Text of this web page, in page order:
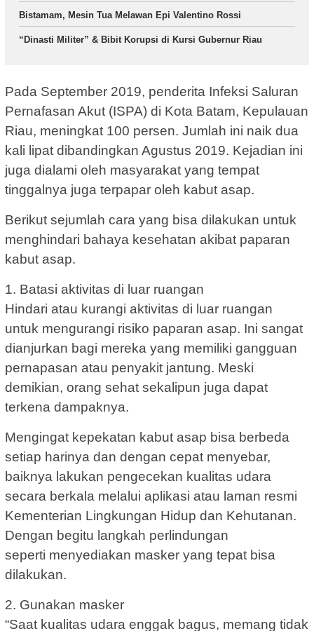
Bistamam, Mesin Tua Melawan Epi Valentino Rossi
“Dinasti Militer” & Bibit Korupsi di Kursi Gubernur Riau
Pada September 2019, penderita Infeksi Saluran
Pernafasan Akut (ISPA) di Kota Batam, Kepulauan
Riau, meningkat 100 persen. Jumlah ini naik dua
kali lipat dibandingkan Agustus 2019. Kejadian ini
juga dialami oleh masyarakat yang tempat
tinggalnya juga terpapar oleh kabut asap.
Berikut sejumlah cara yang bisa dilakukan untuk
menghindari bahaya kesehatan akibat paparan
kabut asap.
1. Batasi aktivitas di luar ruangan
Hindari atau kurangi aktivitas di luar ruangan
untuk mengurangi risiko paparan asap. Ini sangat
dianjurkan bagi mereka yang memiliki gangguan
pernapasan atau penyakit jantung. Meski
demikian, orang sehat sekalipun juga dapat
terkena dampaknya.
Mengingat kepekatan kabut asap bisa berbeda
setiap harinya dan dengan cepat menyebar,
baiknya lakukan pengecekan kualitas udara
secara berkala melalui aplikasi atau laman resmi
Kementerian Lingkungan Hidup dan Kehutanan.
Dengan begitu langkah perlindungan
seperti menyediakan masker yang tepat bisa
dilakukan.
2. Gunakan masker
“Saat kualitas udara enggak bagus, memang tidak